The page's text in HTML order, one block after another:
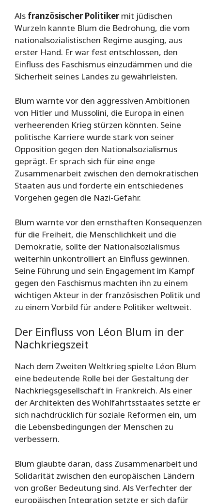
Als französischer Politikermit jüdischen
Wurzeln kannte Blum die Bedrohung, die vom
nationalsozialistischen Regime ausging, aus
erster Hand. Er war fest entschlossen, den
Einfluss des Faschismus einzudämmen und die
Sicherheit seines Landes zu gewährleisten.
Blum warnte vor den aggressiven Ambitionen
von Hitler und Mussolini, die Europa in einen
verheerenden Krieg stürzen könnten. Seine
politische Karriere wurde stark von seiner
Opposition gegen den Nationalsozialismus
geprägt. Er sprach sich für eine enge
Zusammenarbeit zwischen den demokratischen
Staaten aus und forderte ein entschiedenes
Vorgehen gegen die Nazi-Gefahr.
Blum warnte vor den ernsthaften Konsequenzen
für die Freiheit, die Menschlichkeit und die
Demokratie, sollte der Nationalsozialismus
weiterhin unkontrolliert an Einfluss gewinnen.
Seine Führung und sein Engagement im Kampf
gegen den Faschismus machten ihn zu einem
wichtigen Akteur in der französischen Politik und
zu einem Vorbild für andere Politiker weltweit.
Der Einfluss von Léon Blum in der
Nachkriegszeit
Nach dem Zweiten Weltkrieg spielte Léon Blum
eine bedeutende Rolle bei der Gestaltung der
Nachkriegsgesellschaft in Frankreich. Als einer
der Architekten des Wohlfahrtsstaates setzte er
sich nachdrücklich für soziale Reformen ein, um
die Lebensbedingungen der Menschen zu
verbessern.
Blum glaubte daran, dass Zusammenarbeit und
Solidarität zwischen den europäischen Ländern
von großer Bedeutung sind. Als Verfechter der
europäischen Integration setzte er sich dafür